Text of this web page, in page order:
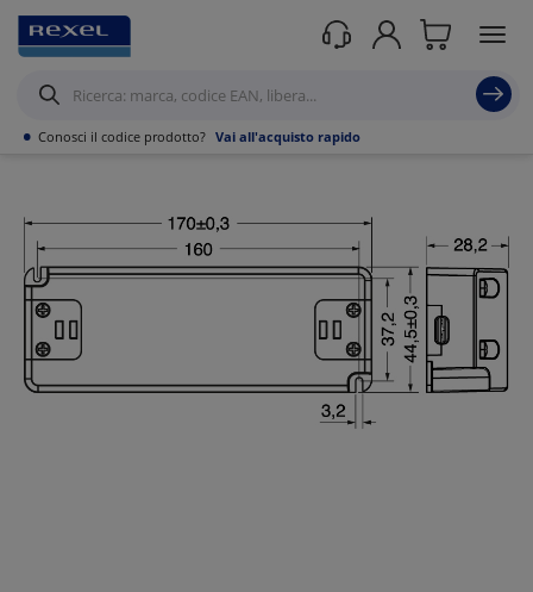
• Conosci il codice prodotto? Vai all'acquisto rapido
Prodotti /Illuminazione